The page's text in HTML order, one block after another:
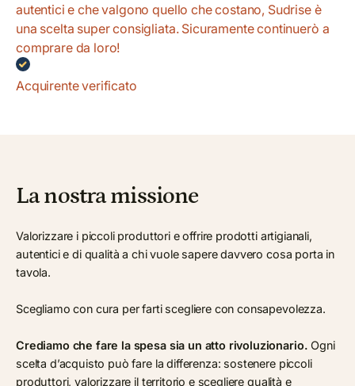
autentici e che valgono quello che costano, Sudrise è
una scelta super consigliata. Sicuramente continuerò a
comprare da loro!
Acquirente verificato
La nostra missione
Valorizzare i piccoli produttori e offrire prodotti artigianali,
autentici e di qualità a chi vuole sapere davvero cosa porta in
tavola.
Scegliamo con cura per farti scegliere con consapevolezza.
Crediamo che fare la spesa sia un atto rivoluzionario.Ogni
scelta d’acquisto può fare la differenza: sostenere piccoli
produttori, valorizzare il territorio e scegliere qualità e